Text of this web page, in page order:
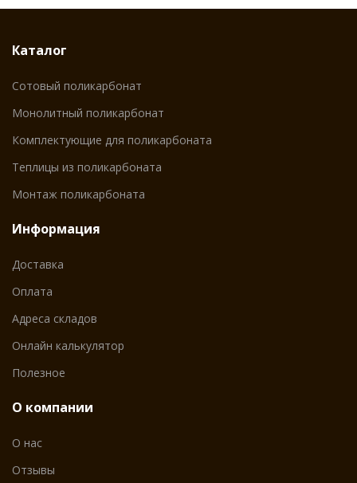
Каталог
Сотовый поликарбонат
Монолитный поликарбонат
Комплектующие для поликарбоната
Теплицы из поликарбоната
Монтаж поликарбоната
Информация
Доставка
Оплата
Адреса складов
Онлайн калькулятор
Полезное
О компании
О нас
Отзывы